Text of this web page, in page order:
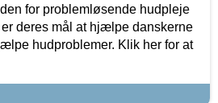
for problemløsende hudpleje
deres mål at hjælpe danskerne
hudproblemer. Klik her for at